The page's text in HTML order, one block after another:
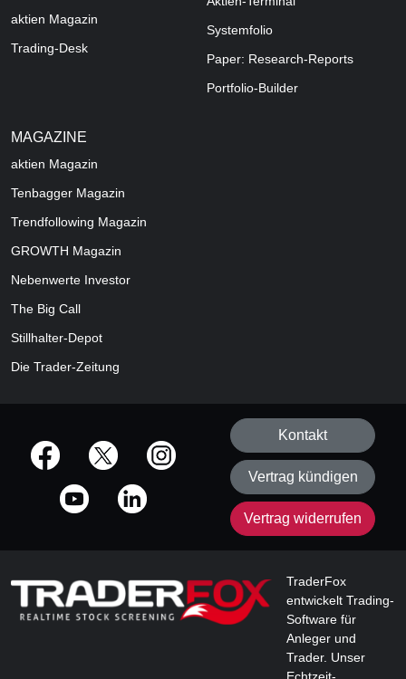
aktien Magazin
Trading-Desk
Systemfolio
Paper: Research-Reports
Portfolio-Builder
MAGAZINE
aktien Magazin
Tenbagger Magazin
Trendfollowing Magazin
GROWTH Magazin
Nebenwerte Investor
The Big Call
Stillhalter-Depot
Die Trader-Zeitung
offizielle Social Media-Accounts
Kontakt
Vertrag kündigen
Vertrag widerrufen
TraderFox
entwickelt Trading-
Software für
Anleger und
Trader. Unser
Echtzeit-